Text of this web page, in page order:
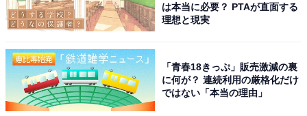
・営業が「直帰」すること
・通信販売で「返品不可」のこと
・IT業界における「ノイズの軽減」のこと
・営業が「直帰」すること
一般的なビジネスシーンで使われる「NR」は、「直帰」
は本当に必要？ PTAが直面する
理想と現実
「青春18きっぷ」販売激減の裏
に何が？ 連続利用の厳格化だけ
ではない「本当の理由」